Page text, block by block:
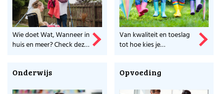
Wie doet Wat, Wanneer in
huis en meer? Check deze
Van kwaliteit en toeslag
tot hoe kies je
Onderwijs Opvoeding